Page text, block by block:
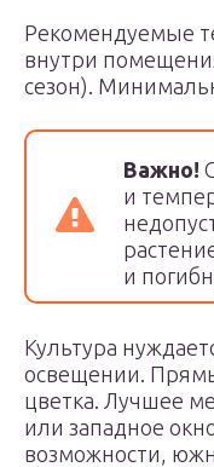
Рекомендуемые
внутри
сезон).
Важно!
и
и
Культура
освещении.
цветка. Лучшее
или западное
возможности,